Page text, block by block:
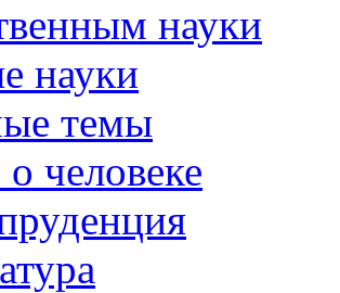
науки
науки
темы
человеке